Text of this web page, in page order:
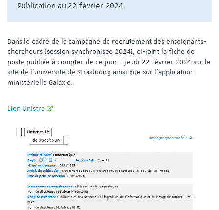
Publication au 22 février 2024
Dans le cadre de la campagne de recrutement des enseignants-
chercheurs (session synchronisée 2024), ci-joint la fiche de
poste publiée à compter de ce jour - jeudi 22 février 2024 sur le
site de l'université de Strasbourg ainsi que sur l'application
ministérielle Galaxie.
Lien Unistra